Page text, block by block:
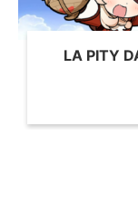
LA PITY